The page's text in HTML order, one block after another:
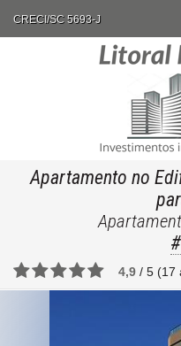
CRECI/SC 5693-J
Apartamento no
4,9 / 5 (17